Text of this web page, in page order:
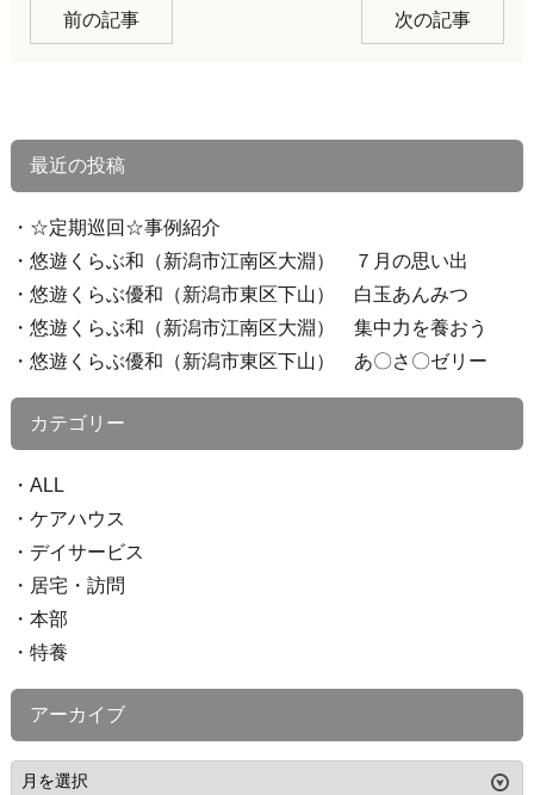
前の記事 次の記事
最近の投稿
☆定期巡回☆事例紹介
悠遊くらぶ和（新潟市江南区大淵） ７月の思い出
悠遊くらぶ優和（新潟市東区下山） 白玉あんみつ
悠遊くらぶ和（新潟市江南区大淵） 集中力を養おう
悠遊くらぶ優和（新潟市東区下山） あ〇さ〇ゼリー
カテゴリー
ALL
ケアハウス
デイサービス
居宅・訪問
本部
特養
アーカイブ